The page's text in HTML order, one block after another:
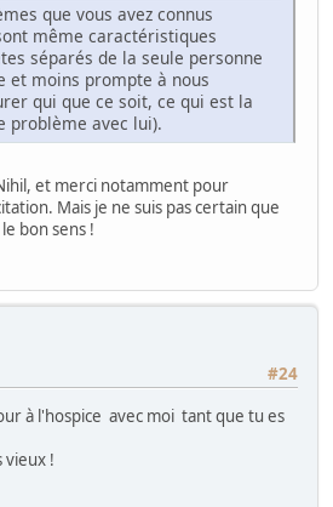
que vous avez connus
même caractéristiques
séparés de la seule personne
et moins prompte à nous
qui que ce soit, ce qui est la
problème avec lui).
et merci notamment pour
Mais je ne suis pas certain que
bon sens !
#24
à l'hospice avec moi tant que tu es
vieux !